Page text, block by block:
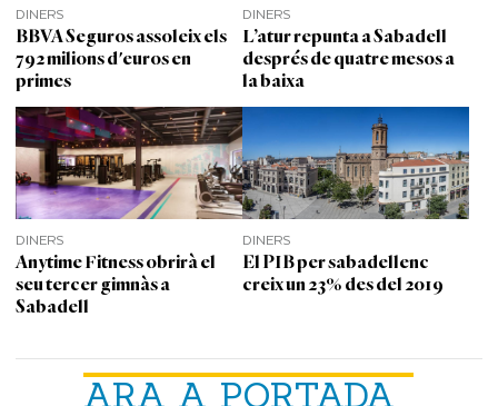
ARA A PORTADA
DINERS
BBVA Seguros assoleix els
792 milions d'euros en
primes
DINERS
L’atur repunta a Sabadell
després de quatre mesos a
la baixa
DINERS
Anytime Fitness obrirà el
seu tercer gimnàs a
Sabadell
DINERS
El PIB per sabadellenc
creix un 23% des del 2019